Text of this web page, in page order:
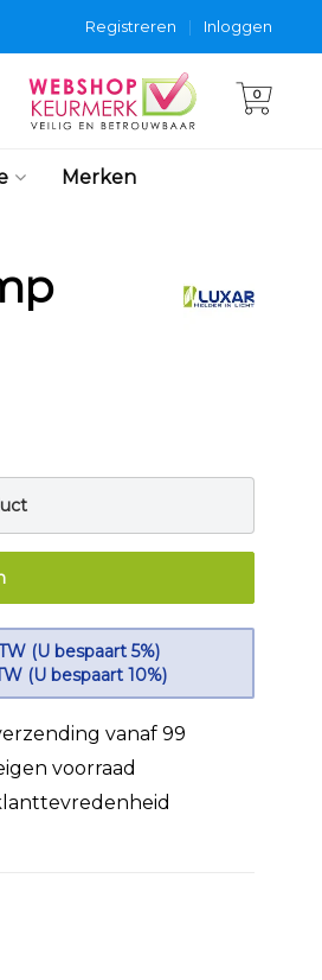
Inloggen
|
Registreren
0
Merken
(U bespaart 5%)
(U bespaart 10%)
vanaf 99
voorraad